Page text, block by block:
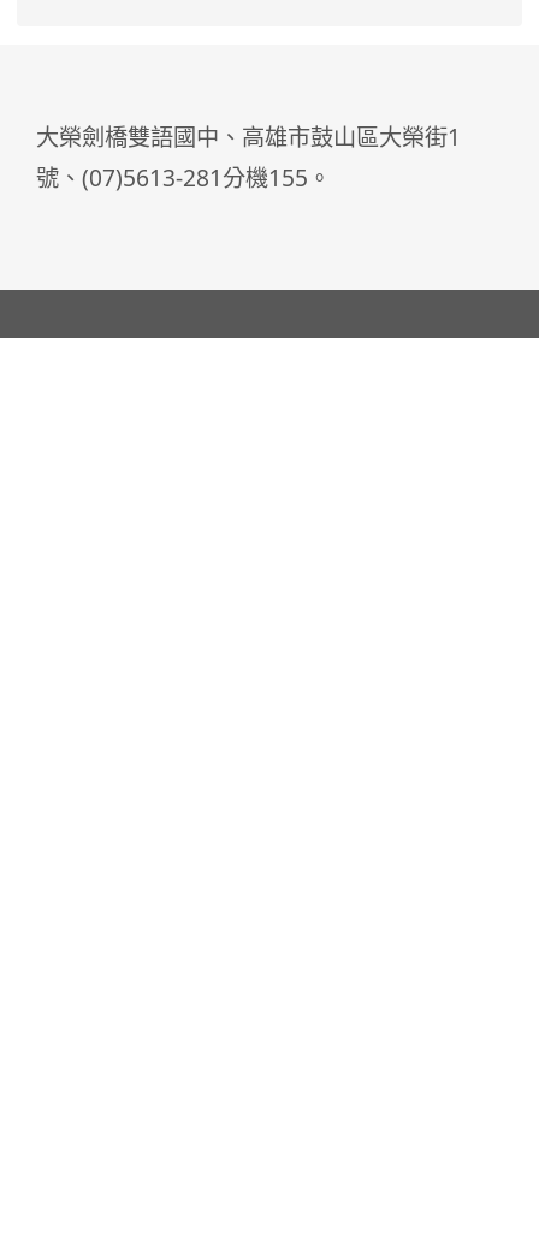
大榮劍橋雙語國中、高雄市鼓山區大榮街1
號、(07)5613-281分機155。